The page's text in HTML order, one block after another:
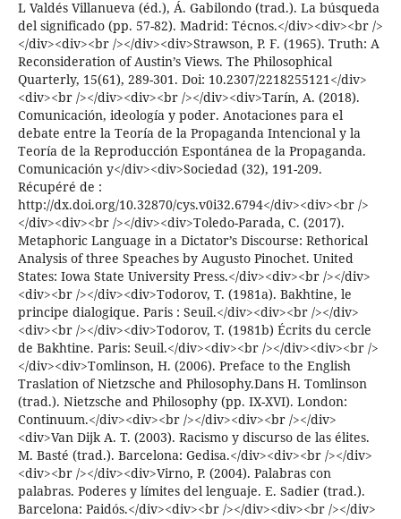
L Valdés Villanueva (éd.), Á. Gabilondo (trad.). La búsqueda
del significado (pp. 57-82). Madrid: Técnos.</div><div><br />
</div><div><br /></div><div>Strawson, P. F. (1965). Truth: A
Reconsideration of Austin’s Views. The Philosophical
Quarterly, 15(61), 289-301. Doi: 10.2307/2218255121</div>
<div><br /></div><div><br /></div><div>Tarín, A. (2018).
Comunicación, ideología y poder. Anotaciones para el
debate entre la Teoría de la Propaganda Intencional y la
Teoría de la Reproducción Espontánea de la Propaganda.
Comunicación y</div><div>Sociedad (32), 191-209.
Récupéré de :
http://dx.doi.org/10.32870/cys.v0i32.6794</div><div><br />
</div><div><br /></div><div>Toledo-Parada, C. (2017).
Metaphoric Language in a Dictator’s Discourse: Rethorical
Analysis of three Speaches by Augusto Pinochet. United
States: Iowa State University Press.</div><div><br /></div>
<div><br /></div><div>Todorov, T. (1981a). Bakhtine, le
principe dialogique. Paris : Seuil.</div><div><br /></div>
<div><br /></div><div>Todorov, T. (1981b) Écrits du cercle
de Bakhtine. Paris: Seuil.</div><div><br /></div><div><br />
</div><div>Tomlinson, H. (2006). Preface to the English
Traslation of Nietzsche and Philosophy.Dans H. Tomlinson
(trad.). Nietzsche and Philosophy (pp. IX-XVI). London:
Continuum.</div><div><br /></div><div><br /></div>
<div>Van Dijk A. T. (2003). Racismo y discurso de las élites.
M. Basté (trad.). Barcelona: Gedisa.</div><div><br /></div>
<div><br /></div><div>Virno, P. (2004). Palabras con
palabras. Poderes y límites del lenguaje. E. Sadier (trad.).
Barcelona: Paidós.</div><div><br /></div><div><br /></div>